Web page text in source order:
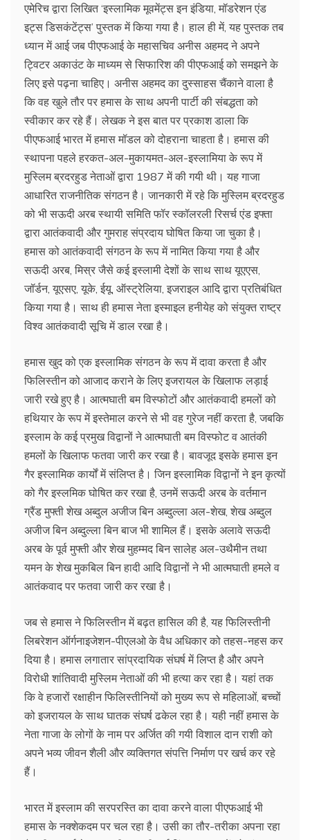
एमेरिच द्वारा लिखित ‘इस्लामिक मूवमेंट्स इन इंडिया, मॉडरेशन एंड
इट्स डिसकंटेंट्स’ पुस्तक में किया गया है। हाल ही में, यह पुस्तक तब
ध्यान में आई जब पीएफआई के महासचिव अनीस अहमद ने अपने
ट्विटर अकाउंट के माध्यम से सिफारिश की पीएफआई को समझने के
लिए इसे पढ़ना चाहिए। अनीस अहमद का दुस्साहस चैंकाने वाला है
कि वह खुले तौर पर हमास के साथ अपनी पार्टी की संबद्धता को
स्वीकार कर रहे हैं। लेखक ने इस बात पर प्रकाश डाला कि
पीएफआई भारत में हमास मॉडल को दोहराना चाहता है। हमास की
स्थापना पहले हरकत-अल-मुकायमत-अल-इस्लामिया के रूप में
मुस्लिम ब्रदरहुड नेताओं द्वारा 1987 में की गयी थी। यह गाजा
आधारित राजनीतिक संगठन है। जानकारी में रहे कि मुस्लिम ब्रदरहुड
को भी सऊदी अरब स्थायी समिति फॉर स्कॉलरली रिसर्च एंड इफ्ता
द्वारा आतंकवादी और गुमराह संप्रदाय घोषित किया जा चुका है।
हमास को आतंकवादी संगठन के रूप में नामित किया गया है और
सऊदी अरब, मिस्र जैसे कई इस्लामी देशों के साथ साथ यूएएस,
जॉर्डन, यूएसए, यूके, ईयू, ऑस्ट्रेलिया, इजराइल आदि द्वारा प्रतिबंधित
किया गया है। साथ ही हमास नेता इस्माइल हनीयेह को संयुक्त राष्ट्र
विश्व आतंकवादी सूचि में डाल रखा है।
हमास खुद को एक इस्लामिक संगठन के रूप में दावा करता है और
फिलिस्तीन को आजाद कराने के लिए इजरायल के खिलाफ लड़ाई
जारी रखे हुए है। आत्मघाती बम विस्फोटों और आतंकवादी हमलों को
हथियार के रूप में इस्तेमाल करने से भी वह गुरेज नहीं करता है, जबकि
इस्लाम के कई प्रमुख विद्वानों ने आत्मघाती बम विस्फोट व आतंकी
हमलों के खिलाफ फतवा जारी कर रखा है। बावजूद इसके हमास इन
गैर इस्लामिक कार्यों में संलिप्त है। जिन इस्लामिक विद्वानों ने इन कृत्यों
को गैर इस्लमिक घोषित कर रखा है, उनमें सऊदी अरब के वर्तमान
ग्रैंड मुफ्ती शेख अब्दुल अजीज बिन अब्दुल्ला अल-शेख, शेख अब्दुल
अजीज बिन अब्दुल्ला बिन बाज भी शामिल हैं। इसके अलावे सऊदी
अरब के पूर्व मुफ्ती और शेख मुहम्मद बिन सालेह अल-उथैमीन तथा
यमन के शेख मुकबिल बिन हादी आदि विद्वानों ने भी आत्मघाती हमले व
आतंकवाद पर फतवा जारी कर रखा है।
जब से हमास ने फिलिस्तीन में बढ़त हासिल की है, यह फिलिस्तीनी
लिबरेशन ऑर्गनाइजेशन-पीएलओ के वैध अधिकार को तहस-नहस कर
दिया है। हमास लगातार सांप्रदायिक संघर्ष में लिप्त है और अपने
विरोधी शांतिवादी मुस्लिम नेताओं की भी हत्या कर रहा है। यहां तक
कि वे हजारों रक्षाहीन फिलिस्तीनियों को मुख्य रूप से महिलाओं, बच्चों
को इजरायल के साथ घातक संघर्ष ढकेल रहा है। यही नहीं हमास के
नेता गाजा के लोगों के नाम पर अर्जित की गयी विशाल दान राशी को
अपने भव्य जीवन शैली और व्यक्तिगत संपत्ति निर्माण पर खर्च कर रहे
हैं।
भारत में इस्लाम की सरपरस्ति का दावा करने वाला पीएफआई भी
हमास के नक्शेकदम पर चल रहा है। उसी का तौर-तरीका अपना रहा